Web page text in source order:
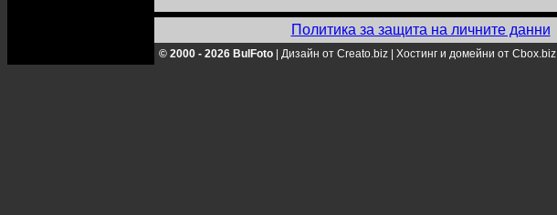
Политика за защита на личните данни
© 2000 - 2026 BulFoto Дизайн от Creato.biz Хостинг и домейни от Cbox.biz